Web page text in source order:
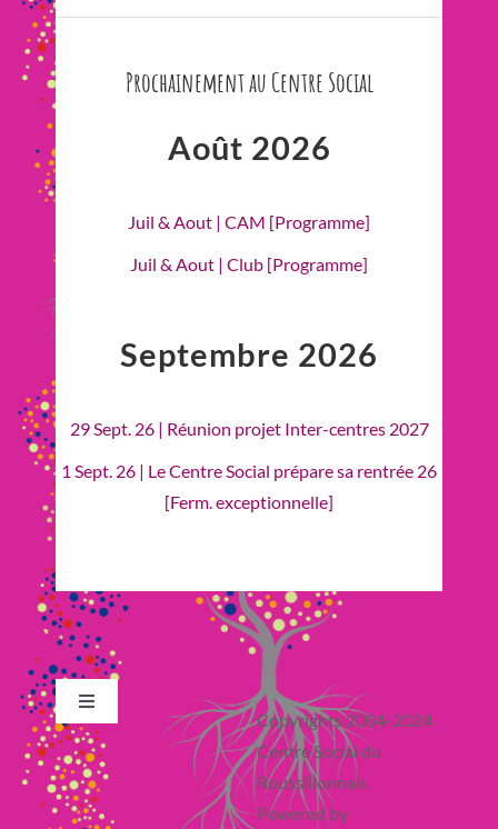
Prochainement au Centre Social
Août 2026
Juil & Aout | CAM [Programme]
Juil & Aout | Club [Programme]
Septembre 2026
29 Sept. 26 | Réunion projet Inter-centres 2027
1 Sept. 26 | Le Centre Social prépare sa rentrée 26
[Ferm. exceptionnelle]
Toggle
Navigation
Retour en Haut
Copyrights 2004-2024
Centre Social du
Roussillonnais
Powered by